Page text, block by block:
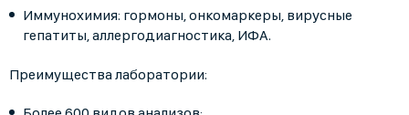
Иммунохимия: гормоны, онкомаркеры, вирусные
гепатиты, аллергодиагностика, ИФА.
Преимущества лаборатории: